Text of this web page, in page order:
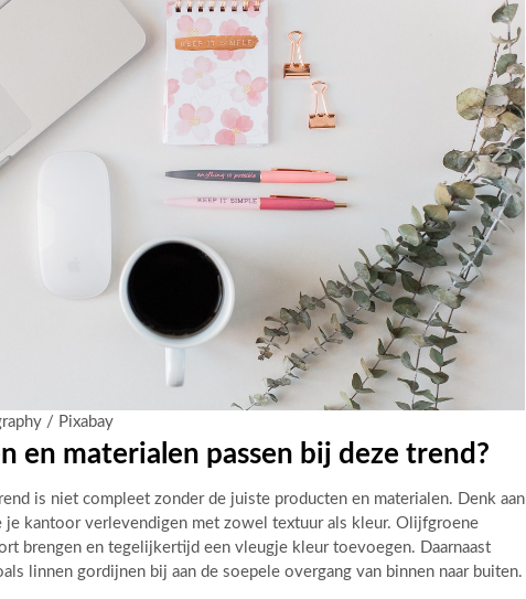
/ Pixabay
en materialen passen bij deze trend?
is niet compleet zonder de juiste producten en materialen. Denk aan
je kantoor verlevendigen met zowel textuur als kleur. Olijfgroene
brengen en tegelijkertijd een vleugje kleur toevoegen. Daarnaast
linnen gordijnen bij aan de soepele overgang van binnen naar buiten.